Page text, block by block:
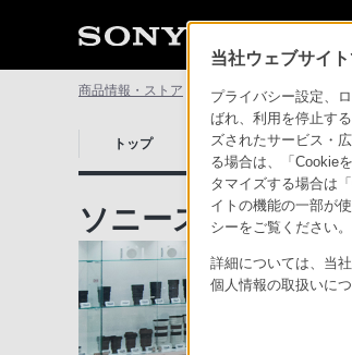
商品情報・ストア ソニーストアについて
トップ
先行展示
情報一覧
サー
ソニーストア 店舗
当社ウェブサイ
プライバシー設定、
ばれ、利用を停止す
ズされたサービス・
る場合は、「Cookie
タマイズする場合は
イトの機能の一部が
シーをご覧ください。
詳細については、当
個人情報の取扱いに